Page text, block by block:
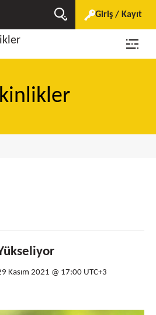
Giriş / Kayıt
Kasım 2021 @ 17:00 UTC+3